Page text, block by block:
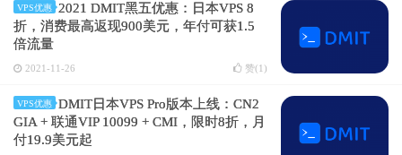
VPS优惠
2021 DMIT黑五优惠：日本VPS 8
折，消费最高返现900美元，年付可获1.5
倍流量
2021-11-26 赞(1 )
VPS优惠
DMIT日本VPS Pro版本上线：CN2
GIA + 联通VIP 10099 + CMI，限时8折，月
付19.9美元起